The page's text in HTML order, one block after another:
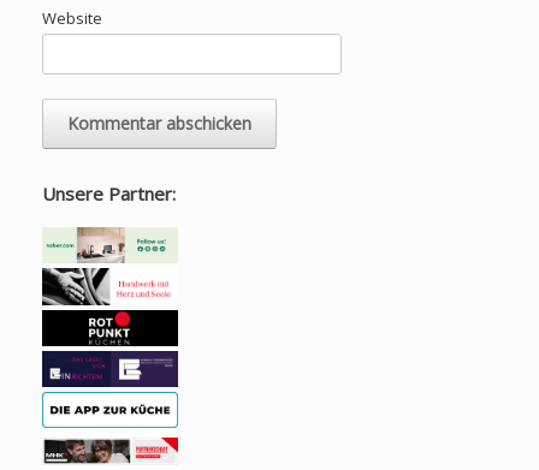
Website
Unsere Partner: